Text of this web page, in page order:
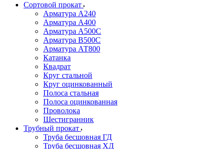
Сортовой прокат
Арматура А240
Арматура А400
Арматура А500C
Арматура В500С
Арматура АТ800
Катанка
Квадрат
Круг стальной
Круг оцинкованный
Полоса стальная
Полоса оцинкованная
Проволока
Шестигранник
Трубный прокат
Труба бесшовная ГД
Труба бесшовная ХД